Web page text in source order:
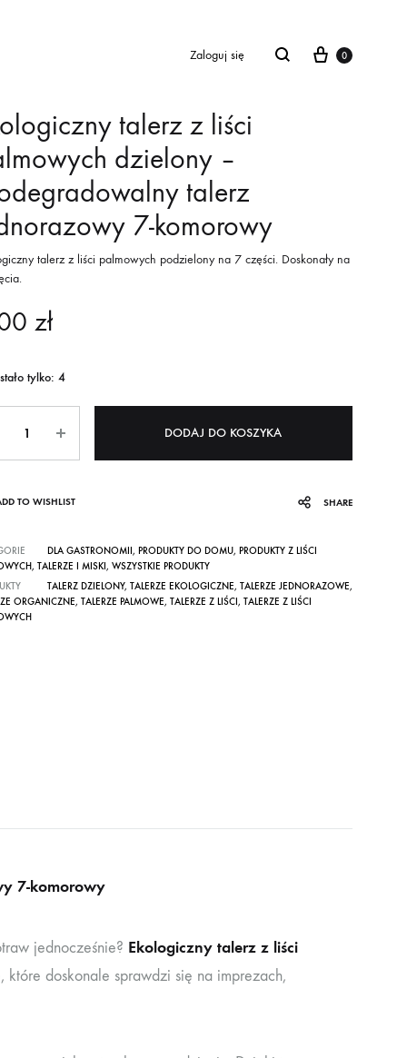
Zaloguj się Cart
0
talerz z liści
dzielony –
talerz
7-komorowy
talerz z liści palmowych podzielony na 7 części. Doskonały na
zł
tylko: 4
DODAJ DO KOSZYKA
TO WISHLIST SHARE
DLA GASTRONOMII, PRODUKTY DO DOMU, PRODUKTY Z LIŚCI
, TALERZE I MISKI, WSZYSTKIE PRODUKTY
TALERZ DZIELONY, TALERZE EKOLOGICZNE, TALERZE JEDNORAZOWE,
ORGANICZNE, TALERZE PALMOWE, TALERZE Z LIŚCI, TALERZE Z LIŚCI
7-komorowy
jednocześnie? Ekologiczny talerz z liści
doskonale sprawdzi się na imprezach,